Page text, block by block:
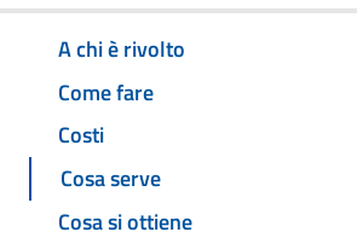
A chi è rivolto
Come fare
Costi
Cosa serve
Cosa si ottiene